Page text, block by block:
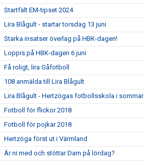
Startfält EM-tipset 2024
Lira Blågult - startar torsdag 13 juni
Starka insatser överlag på HBK-dagen!
Loppis på HBK-dagen 6 juni
Få roligt, lira Gåfotboll
108 anmälda till Lira Blågult
Lira Blågult - Hertzögas fotbollsskola i sommar
Fotboll för flickor 2018
Fotboll för pojkar 2018
Hertzöga först ut i Värmland
Är ni med och stöttar Dam på lördag?